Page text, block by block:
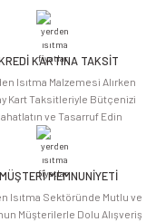
KARTINA TAKSİT
Isıtma Malzemesi Alırken
Kart Taksitleriyle Bütçenizi
ve Tasarruf Edin
MÜŞTERİ MEMNUNİYETİ
Isıtma Sektöründe Mutlu ve
Müşterilerle Dolu Alışveriş